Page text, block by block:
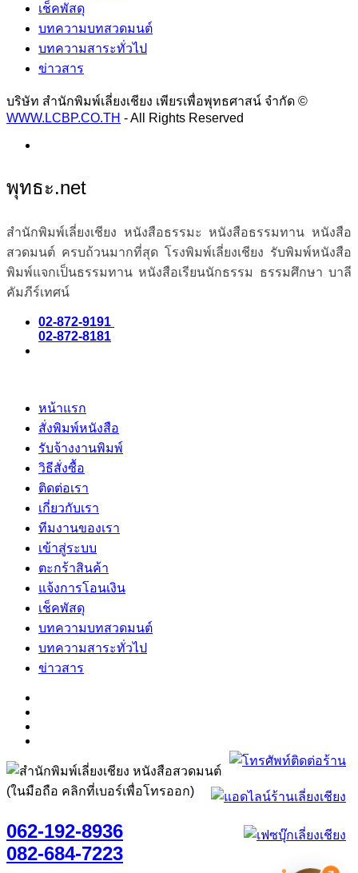
เช็คพัสดุ
บทความบทสวดมนต์
บทความสาระทั่วไป
ข่าวสาร
บริษัท สำนักพิมพ์เลี่ยงเชียง เพียรเพื่อพุทธศาสน์ จำกัด ©
WWW.LCBP.CO.TH - All Rights Reserved
พุทธะ.net
สำนักพิมพ์เลี่ยงเชียง หนังสือธรรมะ หนังสือธรรมทาน หนังสือ
สวดมนต์ ครบถ้วนมากที่สุด โรงพิมพ์เลี่ยงเชียง รับพิมพ์หนังสือ
พิมพ์แจกเป็นธรรมทาน หนังสือเรียนนักธรรม ธรรมศึกษา บาลี
คัมภีร์เทศน์
02-872-9191
02-872-8181
หน้าแรก
สั่งพิมพ์หนังสือ
รับจ้างงานพิมพ์
วิธีสั่งซื้อ
ติดต่อเรา
เกี่ยวกับเรา
ทีมงานของเรา
เข้าสู่ระบบ
ตะกร้าสินค้า
แจ้งการโอนเงิน
เช็คพัสดุ
บทความบทสวดมนต์
บทความสาระทั่วไป
ข่าวสาร
(ในมือถือ คลิกที่เบอร์เพื่อโทรออก)
062-192-8936
082-684-7223